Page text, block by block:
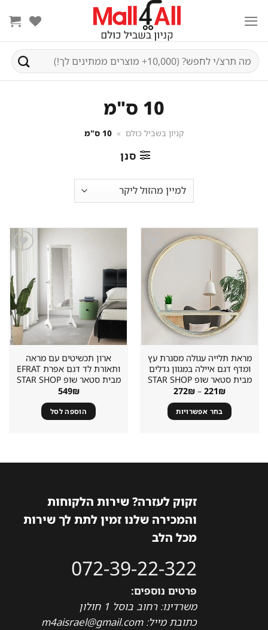
content
חיפוש
עבור:
10 ס"מ
קניון בשביל כולם » 10 ס"מ
סנן
שמור
מוצר
במועדפים
מראת תלייה עגולה מסגרת עץ
ומדף דגם איילה במגוון גדלים
מבית סטאר שופ STAR SHOP
221₪
–
272₪ טווח
עד בחר אפשרויות
מספר
לבחור
את
האפשרויות
בעמוד
במועדפים
ארון תכשיטים עם מראה
ותאורת לד דגם אפרת EFRAT
מבית סטאר שופ STAR SHOP
549₪
הוספה לסל
זקוק לעזרה? שירות הלקוחות
והמכירה שלנו זמין לתת לך שירות
מכל הלב
072-39-22-322
פרטים נוספים:
משרדינו: רחוב בוסל 1 חולון
כתובת מייל: m4aisrael@gmail.com